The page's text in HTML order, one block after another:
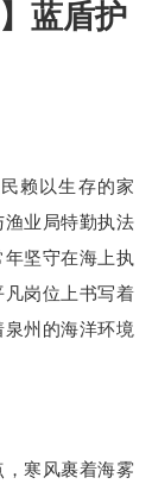
蓝盾护
赖以生存的家
业局特勤执法
坚守在海上执
岗位上书写着
州的海洋环境
寒风裹着海雾